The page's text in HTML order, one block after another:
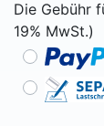
Die Gebühr
19% MwSt.)